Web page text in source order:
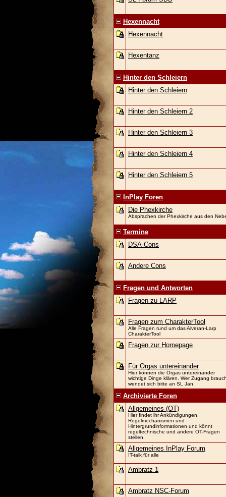
Hexennacht
Hexennacht
Hexentanz
Hinter den Schleiern
Hinter den Schleiern
Hinter den Schleiern 2
Hinter den Schleiern 3
Hinter den Schleiern 4
Hinter den Schleiern 5
InPlay Foren
Die Phexkirche
Absprachen der Phexkirche aus den
Termine
DSA-Cons
Andere Cons
Fragen und Antworten
Fragen zu LARP
Fragen zum CharakterTool
Alle Fragen rund um das Alveran-Larp
CharakterTool
Fragen zur Homepage
Für Orgas untereinander
Hier können die Orgas untereinander
wichtige Dinge klären. Wer Zugang
wendet sich bitte an SL Jan.
Archivierte Foren
Allgemeines (OT)
Hier findet ihr Ankündigungen,
Regelmechanismen und
Hintergrundinformationen und könnt
regeltechnische und andere OT-Fragen
stellen.
Allgemeines InPlay Forum
IT-talk für alle
Ambratz 1
Ambratz NSC-Forum